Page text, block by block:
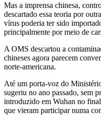
Mas a imprensa chinesa,
descartado essa teoria por
vírus poderia ter sido
principalmente por meio de
A OMS descartou a
chineses agora parecem
norte-americana.
Até um porta-voz do
sugeriu no ano passado, sem
introduzido em Wuhan no
que vieram participar numa